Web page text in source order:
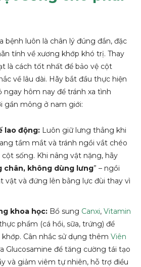
bệnh luôn là chân lý đúng đắn, đặc
tính về xương khớp khó trị. Thay
là cách tốt nhất để bảo vệ cột
về lâu dài. Hãy bắt đầu thực hiện
ngay hôm nay để tránh xa tình
gần mông ở nam giới:
lao động: Luôn giữ lưng thẳng khi
tầm mắt và tránh ngồi vắt chéo
sống. Khi nâng vật nặng, hãy
chân, không dùng lưng” – ngồi
vật và đứng lên bằng lực đùi thay vì
khoa học: Bổ sung Canxi, Vitamin
phẩm (cá hồi, sữa, trứng) để
Cân nhắc sử dụng thêm Viên
Glucosamine để tăng cường tái tạo
và giảm viêm tự nhiên, hỗ trợ điều